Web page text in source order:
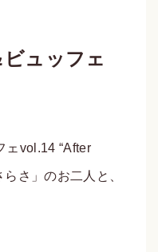
ュッフェ
ェvol.14 “After
さ‬」のお二人と、